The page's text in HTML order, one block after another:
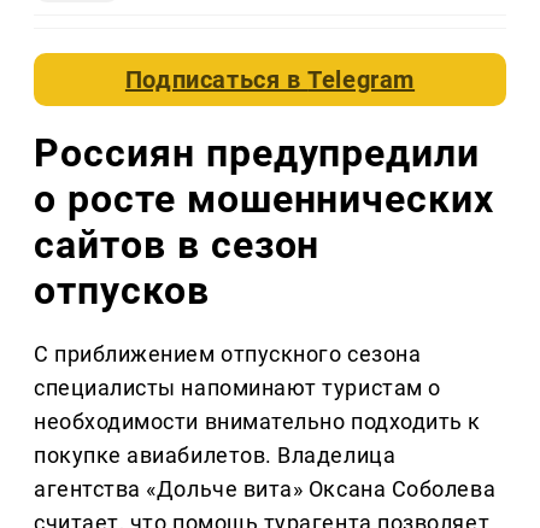
Подписаться вTelegram
Россиян предупредили
о росте мошеннических
сайтов в сезон
отпусков
С приближением отпускного сезона
специалисты напоминают туристам о
необходимости внимательно подходить к
покупке авиабилетов. Владелица
агентства «Дольче вита» Оксана Соболева
считает, что помощь турагента позволяет